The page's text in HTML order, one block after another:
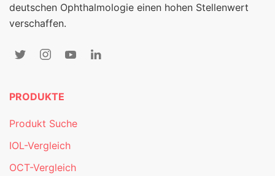
deutschen Ophthalmologie einen hohen Stellenwert
verschaffen.
PRODUKTE
Produkt Suche
IOL-Vergleich
OCT-Vergleich